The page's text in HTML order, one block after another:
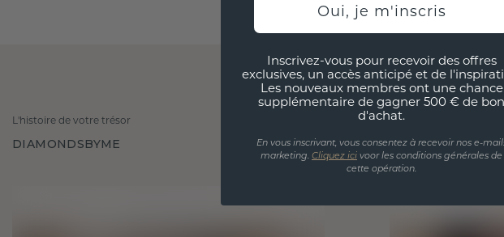
L'histoire de votre trésor
DIAMONDSBYME
Oui, je m'inscris
Inscrivez-vous pour recevoir des offres
exclusives, un accès anticipé et de
Les nouveaux membres ont une chance
supplémentaire de gagner 500 € de bon
d'achat.
En vous inscrivant, vous consentez à recevoir nos e-
marketing. Cliquez ici voor les conditions générales de
cette opération.